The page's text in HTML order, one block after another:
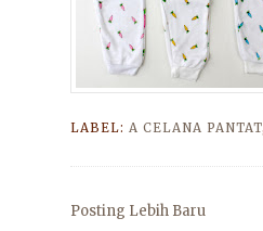
LABEL: A CELANA PANTAT
Posting Lebih Baru